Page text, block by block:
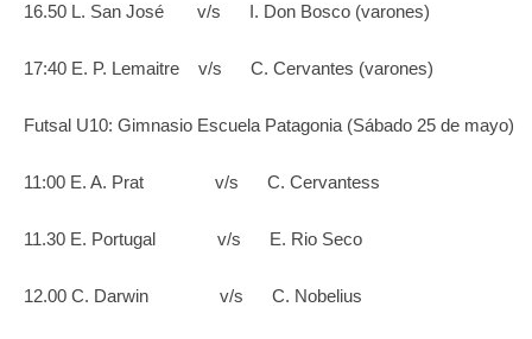
16.50 L. San José v/s I. Don Bosco (varones)
17:40 E. P. Lemaitre v/s C. Cervantes (varones)
Futsal U10: Gimnasio Escuela Patagonia (Sábado 25 de
11:00 E. A. Prat v/s C. Cervantess
11.30 E. Portugal v/s E. Rio Seco
12.00 C. Darwin v/s C. Nobelius